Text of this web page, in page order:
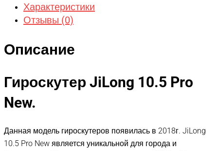
Характеристики
Отзывы (0)
Описание
Гироскутер JiLong 10.5 Pro
New.
Данная модель гироскутеров появилась в 2018г. JiLong
10.5 Pro New является уникальной для города и